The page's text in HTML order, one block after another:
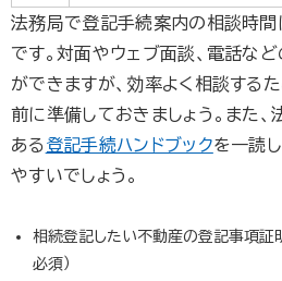
法務局で登記手続案内の相談時
です。対面やウェブ面談、電話な
ができますが、効率よく相談する
前に準備しておきましょう。また、
ある登記手続ハンドブックを一読
やすいでしょう。
相続登記したい不動産の登記事項証
必須）